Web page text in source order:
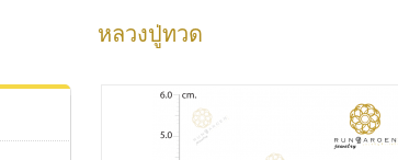
หลวงปู่ทวด